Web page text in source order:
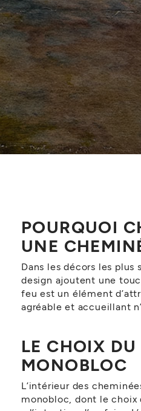
POURQUOI
UNE
Dans les décors les
design ajoutent une
feu est un élément
agréable et accueillant
LE CHOIX DU
MONOBLOC
L’intérieur des
monobloc, dont le choix